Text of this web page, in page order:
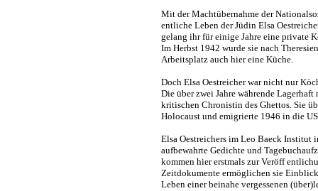
Mit der Machtübernahme der
entliche Leben der Jüdin Elsa
gelang ihr für einige Jahre eine private
Im Herbst 1942 wurde sie nach
Arbeitsplatz auch hier eine Küche.
Doch Elsa Oestreicher war nicht nur
Die über zwei Jahre währende Lagerhaft
kritischen Chronistin des Ghettos. Sie
Holocaust und emigrierte 1946 in die
Elsa Oestreichers im Leo Baeck Institut
aufbewahrte Gedichte und
kommen hier erstmals zur Veröff
Zeitdokumente ermöglichen sie
Leben einer beinahe vergessenen